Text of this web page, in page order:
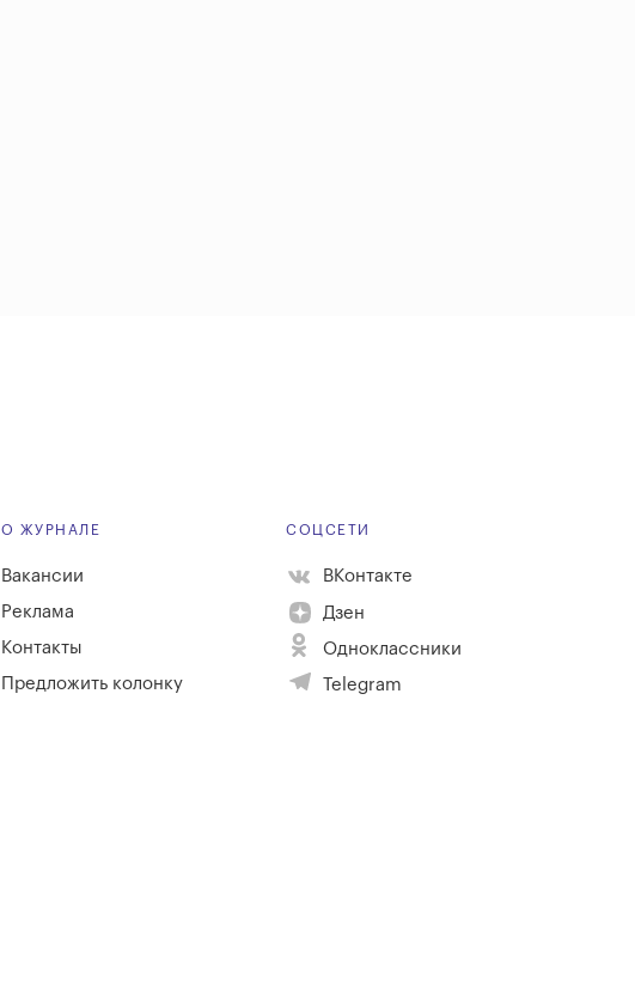
О ЖУРНАЛЕ
Вакансии
Реклама
Контакты
Предложить колонку
СОЦСЕТИ
ВКонтакте
Дзен
Одноклассники
Telegram